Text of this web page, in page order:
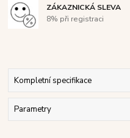
ZÁKAZNICKÁ SLEVA
8% při registraci
Kompletní specifikace
Parametry